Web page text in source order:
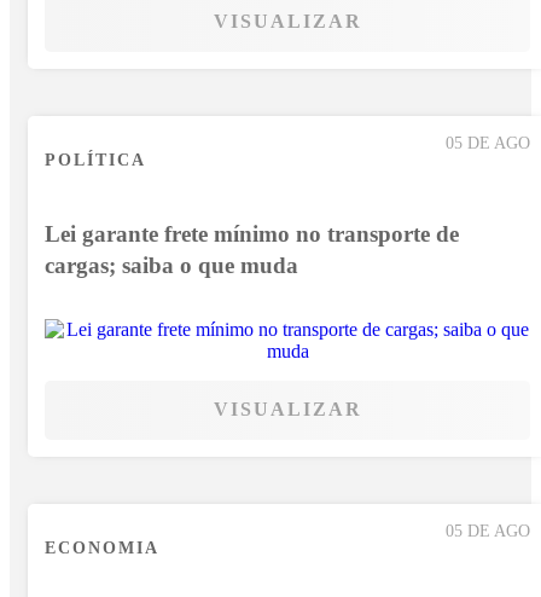
VISUALIZAR
05 DE AGO
POLÍTICA
Lei garante frete mínimo no transporte de
cargas; saiba o que muda
VISUALIZAR
05 DE AGO
ECONOMIA